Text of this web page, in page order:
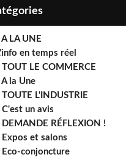
LA UNE
en temps réel
LE COMMERCE
la Une
L'INDUSTRIE
un avis
RÉFLEXION !
et salons
conjoncture